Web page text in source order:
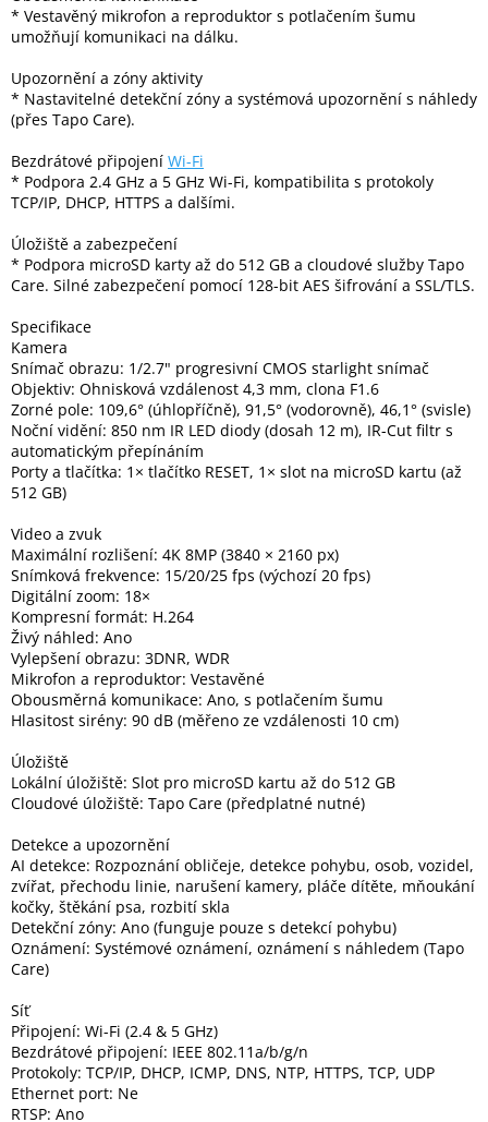
TONERY
CARTRIDGE
OEM
Sestavy
Inpraise
Kamerové
Doprodej
Přihlášení
* Vestavěný mikrofon a reproduktor s potlačením šumu
umožňují komunikaci na dálku.
Upozornění a zóny aktivity
* Nastavitelné detekční zóny a systémová upozornění s náhledy
(přes Tapo Care).
Bezdrátové připojení Wi-Fi
* Podpora 2.4 GHz a 5 GHz Wi-Fi, kompatibilita s protokoly
TCP/IP, DHCP, HTTPS a dalšími.
Úložiště a zabezpečení
* Podpora microSD karty až do 512 GB a cloudové služby Tapo
Care. Silné zabezpečení pomocí 128-bit AES šifrování a SSL/TLS.
Specifikace
Kamera
Snímač obrazu: 1/2.7" progresivní CMOS starlight snímač
Objektiv: Ohnisková vzdálenost 4,3 mm, clona F1.6
Zorné pole: 109,6° (úhlopříčně), 91,5° (vodorovně), 46,1° (svisle)
Noční vidění: 850 nm IR LED diody (dosah 12 m), IR-Cut filtr s
automatickým přepínáním
Porty a tlačítka: 1× tlačítko RESET, 1× slot na microSD kartu (až
512 GB)
Video a zvuk
Maximální rozlišení: 4K 8MP (3840 × 2160 px)
Snímková frekvence: 15/20/25 fps (výchozí 20 fps)
Digitální zoom: 18×
Kompresní formát: H.264
Živý náhled: Ano
Vylepšení obrazu: 3DNR, WDR
Mikrofon a reproduktor: Vestavěné
Obousměrná komunikace: Ano, s potlačením šumu
Hlasitost sirény: 90 dB (měřeno ze vzdálenosti 10 cm)
Úložiště
Lokální úložiště: Slot pro microSD kartu až do 512 GB
Cloudové úložiště: Tapo Care (předplatné nutné)
Detekce a upozornění
AI detekce: Rozpoznání obličeje, detekce pohybu, osob, vozidel,
zvířat, přechodu linie, narušení kamery, pláče dítěte, mňoukání
kočky, štěkání psa, rozbití skla
Detekční zóny: Ano (funguje pouze s detekcí pohybu)
Oznámení: Systémové oznámení, oznámení s náhledem (Tapo
Care)
Síť
Připojení: Wi-Fi (2.4 & 5 GHz)
Bezdrátové připojení: IEEE 802.11a/b/g/n
Protokoly: TCP/IP, DHCP, ICMP, DNS, NTP, HTTPS, TCP, UDP
Ethernet port: Ne
RTSP: Ano